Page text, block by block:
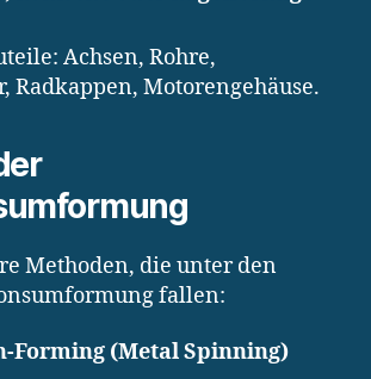
Achsen, Rohre,
Radkappen, Motorengehäuse.
Methoden, die unter den
fallen:
Forming (Metal Spinning)